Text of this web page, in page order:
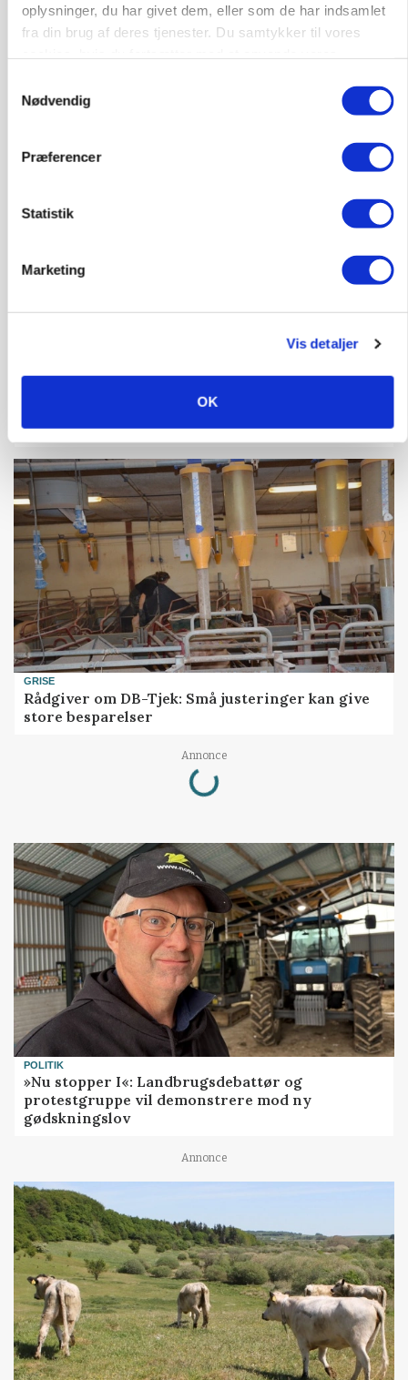
oplysninger, du har givet dem, eller som de har indsamlet
fra din brug af deres tjenester. Du samtykker til vores
Nødvendig
Præferencer
Statistik
Marketing
Vis detaljer
OK
MARKED
Prisgab på 20 kroner pr. kg vokser: Polsk kylling
presser markedet
GRISE
Rådgiver om DB-Tjek: Små justeringer kan give
store besparelser
Annonce
Loading...
POLITIK
»Nu stopper I«: Landbrugsdebattør og
protestgruppe vil demonstrere mod ny
gødskningslov
Annonce